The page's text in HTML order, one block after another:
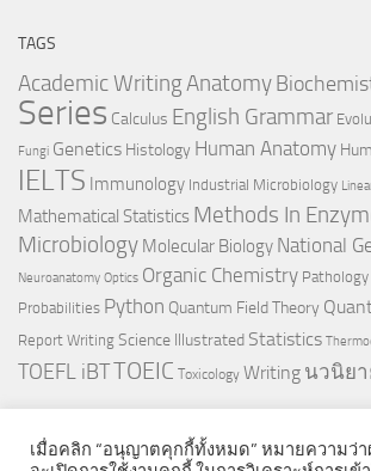
TAGS
Academic WritingAnatomy
Series Calculus English Grammar
Fungi Genetics Histology Human Anatomy
IELTS Immunology Industrial Microbiology
Mathematical Statistics Methods In
Microbiology Molecular Biology National
Neuroanatomy Optics Organic Chemistry Pathology
Probabilities Python Quantum Field Theory
Report Writing Science Illustrated Statistics
TOEFL iBTTOEIC Toxicology Writing นวนิยา
เมื่อคลิก “อนุญาตคุกกี้ทั้งหมด” หมายความว่